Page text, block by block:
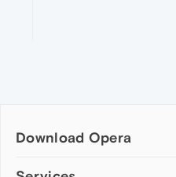
Download Opera
Computer browsers